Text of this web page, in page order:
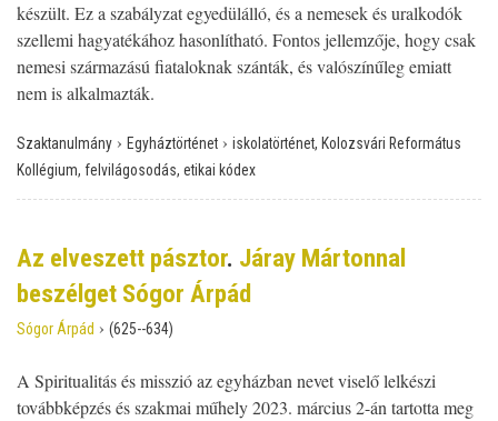
készült. Ez a szabályzat egyedülálló, és a nemesek és uralkodók
szellemi hagyatékához hasonlítható. Fontos jellemzője, hogy csak
nemesi származású fiataloknak szánták, és valószínűleg emiatt
nem is alkalmazták.
Szaktanulmány › Egyháztörténet › iskolatörténet, Kolozsvári Református
Kollégium, felvilágosodás, etikai kódex
Az elveszett pásztor. Járay Mártonnal
beszélget Sógor Árpád
Sógor Árpád › (625--634)
A Spiritualitás és misszió az egyházban nevet viselő lelkészi
továbbképzés és szakmai műhely 2023. március 2-án tartotta meg